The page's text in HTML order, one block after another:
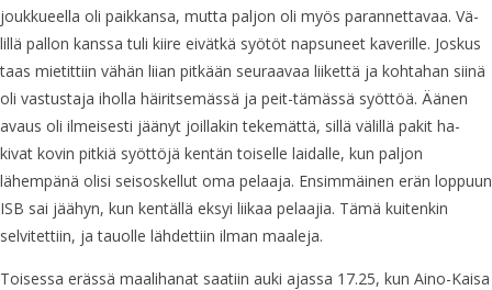
joukkueella oli paikkansa, mutta paljon oli myös parannettavaa. Vä-
lillä pallon kanssa tuli kiire eivätkä syötöt napsuneet kaverille. Joskus
taas mietittiin vähän liian pitkään seuraavaa liikettä ja kohtahan siinä
oli vastustaja iholla häiritsemässä ja peit-tämässä syöttöä. Äänen
avaus oli ilmeisesti jäänyt joillakin tekemättä, sillä välillä pakit ha-
kivat kovin pitkiä syöttöjä kentän toiselle laidalle, kun paljon
lähempänä olisi seisoskellut oma pelaaja. Ensimmäinen erän loppuun
ISB sai jäähyn, kun kentällä eksyi liikaa pelaajia. Tämä kuitenkin
selvitettiin, ja tauolle lähdettiin ilman maaleja.
Toisessa erässä maalihanat saatiin auki ajassa 17.25, kun Aino-Kaisa